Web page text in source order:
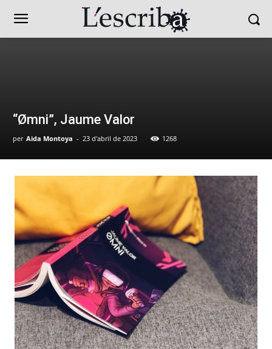
“Ømni”, Jaume Valor
per Aida Montoya - 23 d'abril de 2023 1268